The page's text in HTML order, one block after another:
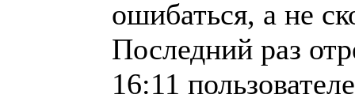
ошибаться, а не
Последний раз
16:11